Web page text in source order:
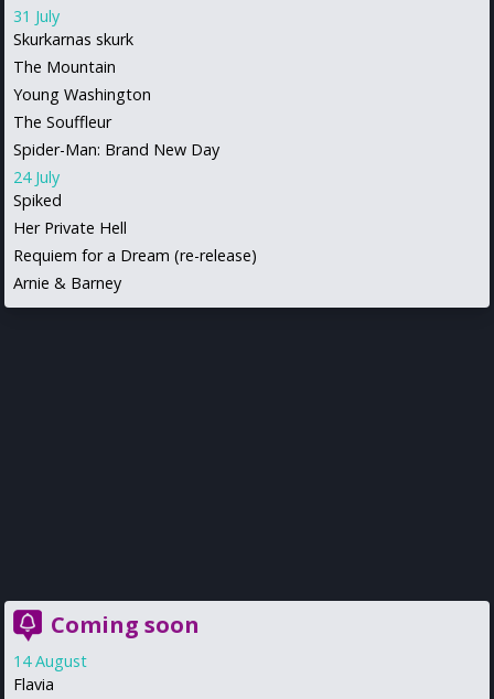
31 July
Skurkarnas skurk
The Mountain
Young Washington
The Souffleur
Spider-Man: Brand New Day
24 July
Spiked
Her Private Hell
Requiem for a Dream (re-release)
Arnie & Barney
Coming soon
14 August
Flavia